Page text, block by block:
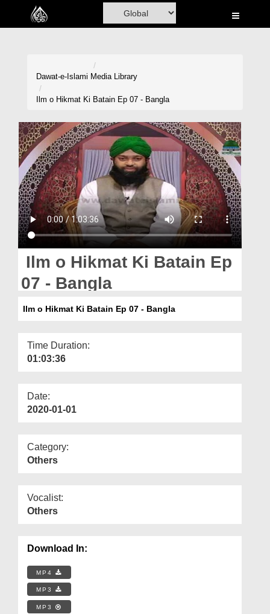
Home
Volunteer Portal
Rohani Ilaj
Donation
Blog
Magazine
Dawat-e-Islami Media Library
Ilm o Hikmat Ki Batain Ep 07 - Bangla
Ilm o Hikmat Ki Batain Ep
07 - Bangla
Ilm o Hikmat Ki Batain Ep 07 - Bangla
Time Duration:
01:03:36
Date:
2020-01-01
Category:
Others
Vocalist:
Others
Download In:
MP4
MP3
MP3